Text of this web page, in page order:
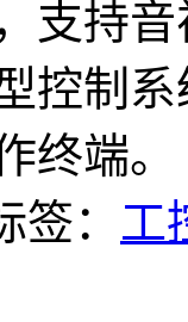
支持
控制
终端。
签： 工